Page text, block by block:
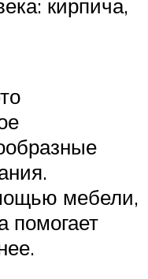
кирпича,
мебели,
помогает